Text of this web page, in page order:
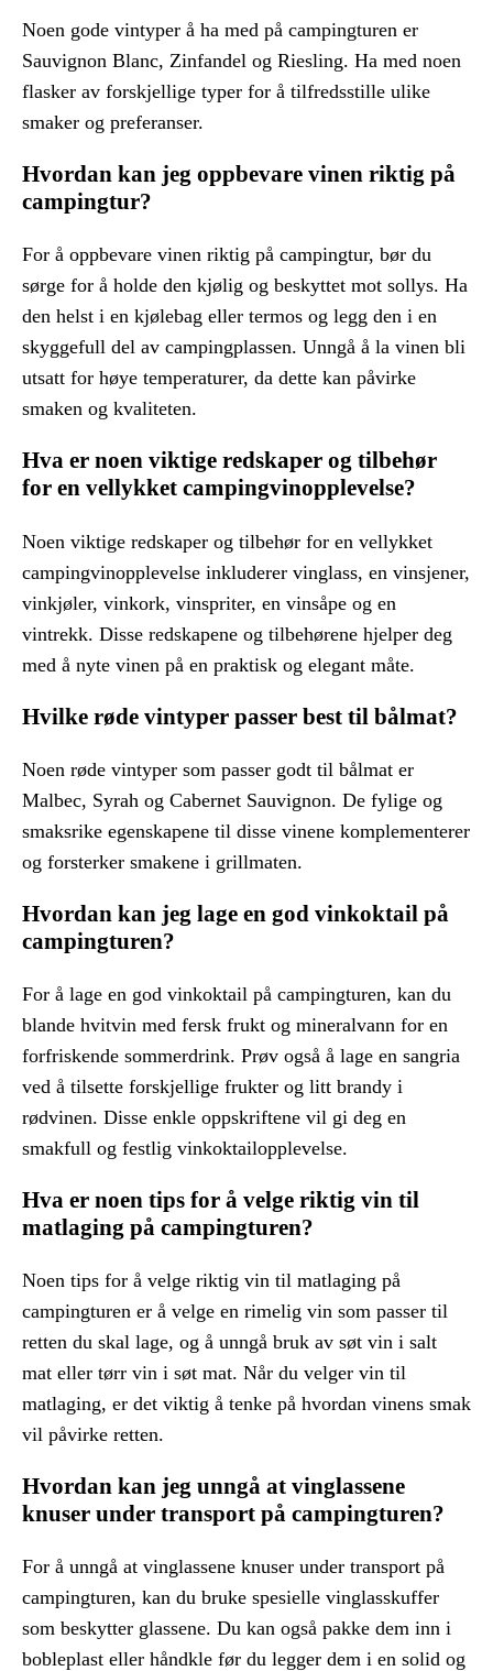
Noen gode vintyper å ha med på campingturen er
Sauvignon Blanc, Zinfandel og Riesling. Ha med noen
flasker av forskjellige typer for å tilfredsstille ulike
smaker og preferanser.
Hvordan kan jeg oppbevare vinen riktig på
campingtur?
For å oppbevare vinen riktig på campingtur, bør du
sørge for å holde den kjølig og beskyttet mot sollys. Ha
den helst i en kjølebag eller termos og legg den i en
skyggefull del av campingplassen. Unngå å la vinen bli
utsatt for høye temperaturer, da dette kan påvirke
smaken og kvaliteten.
Hva er noen viktige redskaper og tilbehør
for en vellykket campingvinopplevelse?
Noen viktige redskaper og tilbehør for en vellykket
campingvinopplevelse inkluderer vinglass, en vinsjener,
vinkjøler, vinkork, vinspriter, en vinsåpe og en
vintrekk. Disse redskapene og tilbehørene hjelper deg
med å nyte vinen på en praktisk og elegant måte.
Hvilke røde vintyper passer best til bålmat?
Noen røde vintyper som passer godt til bålmat er
Malbec, Syrah og Cabernet Sauvignon. De fylige og
smaksrike egenskapene til disse vinene komplementerer
og forsterker smakene i grillmaten.
Hvordan kan jeg lage en god vinkoktail på
campingturen?
For å lage en god vinkoktail på campingturen, kan du
blande hvitvin med fersk frukt og mineralvann for en
forfriskende sommerdrink. Prøv også å lage en sangria
ved å tilsette forskjellige frukter og litt brandy i
rødvinen. Disse enkle oppskriftene vil gi deg en
smakfull og festlig vinkoktailopplevelse.
Hva er noen tips for å velge riktig vin til
matlaging på campingturen?
Noen tips for å velge riktig vin til matlaging på
campingturen er å velge en rimelig vin som passer til
retten du skal lage, og å unngå bruk av søt vin i salt
mat eller tørr vin i søt mat. Når du velger vin til
matlaging, er det viktig å tenke på hvordan vinens smak
vil påvirke retten.
Hvordan kan jeg unngå at vinglassene
knuser under transport på campingturen?
For å unngå at vinglassene knuser under transport på
campingturen, kan du bruke spesielle vinglasskuffer
som beskytter glassene. Du kan også pakke dem inn i
bobleplast eller håndkle før du legger dem i en solid og